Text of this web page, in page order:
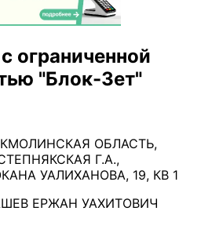
ограниченной
"Блок-Зет"
ОБЛАСТЬ,
Г.А.,
УАЛИХАНОВА, 19, КВ 1
ЕРЖАН УАХИТОВИЧ